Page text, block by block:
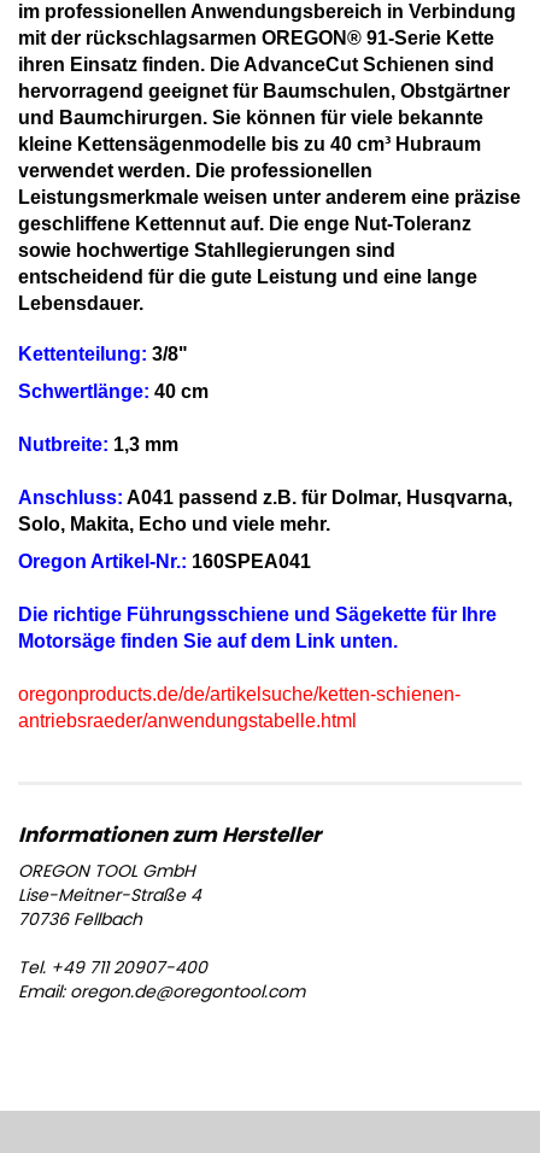
im professionellen Anwendungsbereich in Verbindung
mit der rückschlagsarmen OREGON® 91-Serie Kette
ihren Einsatz finden. Die AdvanceCut Schienen sind
hervorragend geeignet für Baumschulen, Obstgärtner
und Baumchirurgen. Sie können für viele bekannte
kleine Kettensägenmodelle bis zu 40 cm³ Hubraum
verwendet werden. Die professionellen
Leistungsmerkmale weisen unter anderem eine präzise
geschliffene Kettennut auf. Die enge Nut-Toleranz
sowie hochwertige Stahllegierungen sind
entscheidend für die gute Leistung und eine lange
Lebensdauer.
Kettenteilung: 3/8"
Schwertlänge: 40 cm
Nutbreite: 1,3 mm
Anschluss: A041 passend z.B. für Dolmar, Husqvarna,
Solo, Makita, Echo und viele mehr.
Oregon Artikel-Nr.: 160SPEA041
Die richtige Führungsschiene und Sägekette für Ihre
Motorsäge finden Sie auf dem Link unten.
oregonproducts.de/de/artikelsuche/ketten-schienen-
antriebsraeder/anwendungstabelle.html
OREGON TOOL GmbH
Lise-Meitner-Straße 4
70736 Fellbach
Tel. +49 711 20907-400
Email: oregon.de@oregontool.com